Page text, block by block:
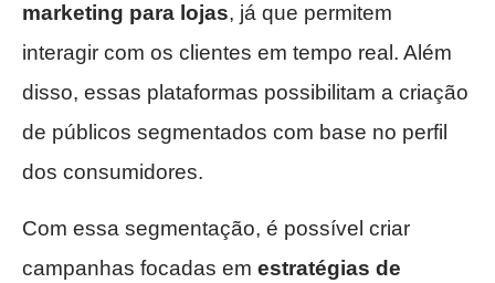
marketing para lojas, já que permitem
interagir com os clientes em tempo real. Além
disso, essas plataformas possibilitam a criação
de públicos segmentados com base no perfil
dos consumidores.
Com essa segmentação, é possível criar
campanhas focadas em estratégias de